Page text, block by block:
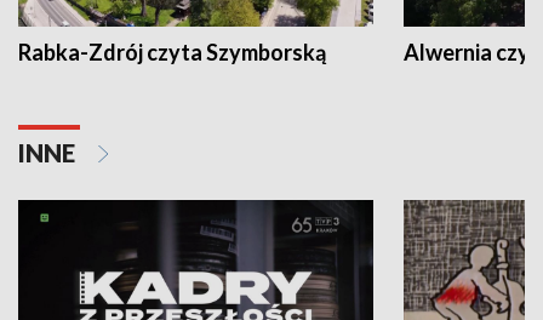
Rabka-Zdrój czyta Szymborską Alwernia
INNE